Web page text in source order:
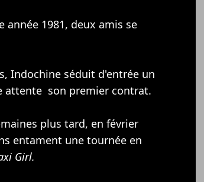
année 1981, deux amis se
Indochine séduit d'entrée un
attente son premier contrat.
plus tard, en février
entament une tournée en
Girl.